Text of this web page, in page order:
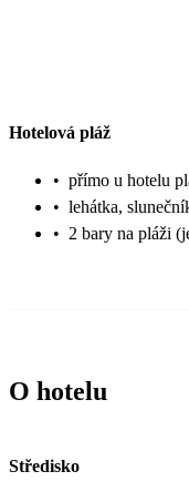
Hotelová pláž
• přímo u hotelu
• lehátka,
• 2 bary na pláži
O hotelu
Středisko